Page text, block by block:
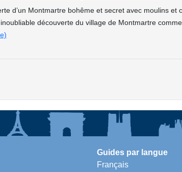
d’un Montmartre bohême et secret avec moulins et
découverte du village de Montmartre
Guides par langue
Français